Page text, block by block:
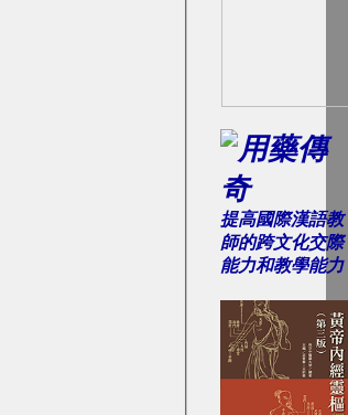
提高國際漢語教
師的跨文化交際
能力和教學能力